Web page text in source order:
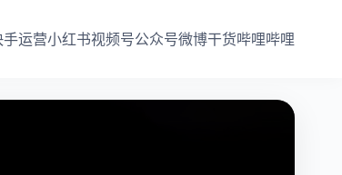
运营小红书视频号公众号微博干货哔哩哔哩